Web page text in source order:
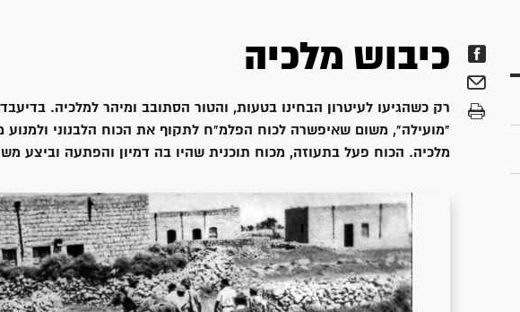
כיבוש מלכיה
רק כשהגיעו לעיטרון הבחינו בטעות, והטור הסתובב ומיהר למלכיה.
"מועילה", משום שאיפשרה לכוח הפלמ"ח לתקוף את הכוח הלבנוני ולמנוע
מלכיה. הכוח פעל בתעוזה, מכוח תוכנית שהיו בה דמיון והפתעה וביצע